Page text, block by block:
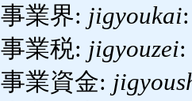
事業界: jigyoukai
事業税: jigyouzei
事業資金: